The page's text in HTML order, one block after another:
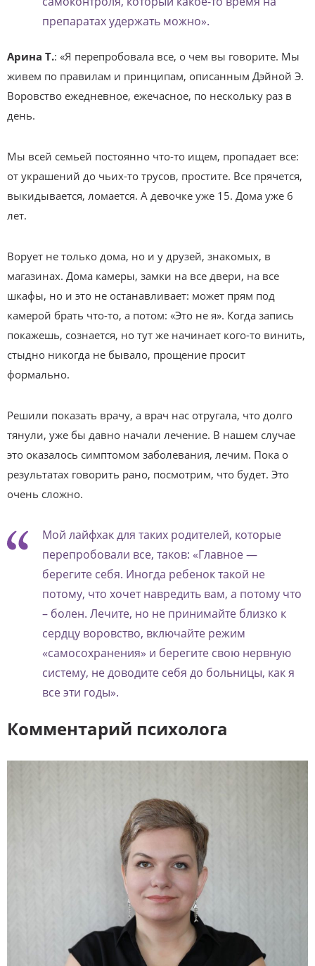
препаратах удержать можно».
Арина Т.: «Я перепробовала все, о чем вы говорите. Мы
живем по правилам и принципам, описанным Дэйной Э.
Воровство ежедневное, ежечасное, по нескольку раз в
день.
Мы всей семьей постоянно что-то ищем, пропадает все:
от украшений до чьих-то трусов, простите. Все прячется,
выкидывается, ломается. А девочке уже 15. Дома уже 6
лет.
Ворует не только дома, но и у друзей, знакомых, в
магазинах. Дома камеры, замки на все двери, на все
шкафы, но и это не останавливает: может прям под
камерой брать что-то, а потом: «Это не я». Когда запись
покажешь, сознается, но тут же начинает кого-то винить,
стыдно никогда не бывало, прощение просит
формально.
Решили показать врачу, а врач нас отругала, что долго
тянули, уже бы давно начали лечение. В нашем случае
это оказалось симптомом заболевания, лечим. Пока о
результатах говорить рано, посмотрим, что будет. Это
очень сложно.
Мой лайфхак для таких родителей, которые
перепробовали всe, таков: «Главное —
берегите себя. Иногда ребенок такой не
потому, что хочет навредить вам, а потому что
– болен. Лечите, но не принимайте близко к
сердцу воровство, включайте режим
«самосохранения» и берегите свою нервную
систему, не доводите себя до больницы, как я
все эти годы».
Комментарий психолога